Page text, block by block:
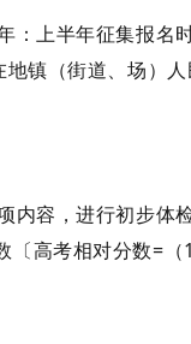
：上半年征集报名
镇（街道、场）人
内容，进行初步体
〔高考相对分数=（